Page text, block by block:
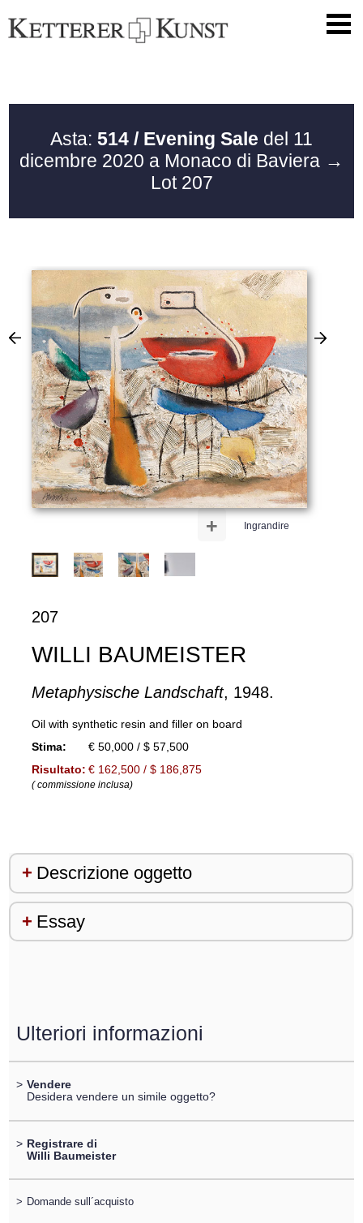
Asta: 514 / Evening Sale del 11
dicembre 2020 a Monaco di Baviera →
Lot 207
Ingrandire
+
207
WILLI BAUMEISTER
Metaphysische Landschaft, 1948.
Oil with synthetic resin and filler on board
Stima:
€ 50,000 / $ 57,500
Risultato: € 162,500 / $ 186,875
( commissione inclusa)
Descrizione oggetto
Essay
Ulteriori informazioni
> Vendere
Desidera vendere un simile oggetto?
> Registrare di
Willi Baumeister
> Domande sull´acquisto